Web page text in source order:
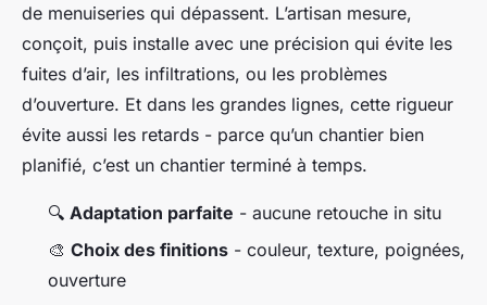
de menuiseries qui dépassent. L’artisan mesure,
conçoit, puis installe avec une précision qui évite les
fuites d’air, les infiltrations, ou les problèmes
d’ouverture. Et dans les grandes lignes, cette rigueur
évite aussi les retards - parce qu’un chantier bien
planifié, c’est un chantier terminé à temps.
🔍 Adaptation parfaite - aucune retouche in situ
🎨 Choix des finitions - couleur, texture, poignées,
ouverture